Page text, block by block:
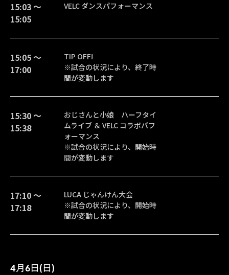
15:03 〜
15:05
VELC ダンスパフォーマンス
15:05 〜
17:00
TIP OFF!
※試合の状況により、終了時
間が変動します
15:30 〜
15:38
おじさんと小娘 ハーフタイ
ムライブ ＆ VELC コラボパフ
ォーマンス
※試合の状況により、開始時
間が変動します
17:10 〜
17:18
LUCA じゃんけん大会
※試合の状況により、開始時
間が変動します
4月6日(日)